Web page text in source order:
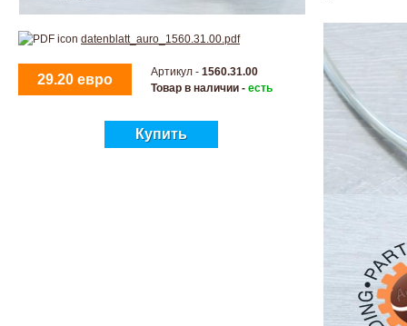
datenblatt_auro_1560.31.00.pdf
29.20 евро Артикул - 1560.31.00
Товар в наличии - есть
Купить